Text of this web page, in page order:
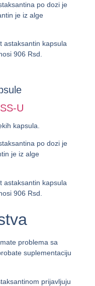
po dozi je
je iz alge
astaksantin kapsula
906 Rsd.
U
kapsula.
po dozi je
je iz alge
astaksantin kapsula
906 Rsd.
problema sa
suplementaciju
prijavljuju